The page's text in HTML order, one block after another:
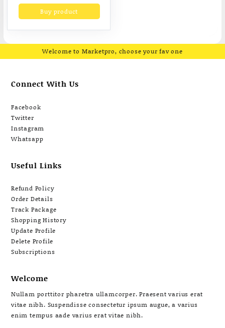
฿6,990.00.
฿4,290.00.Buy product
Welcome to Marketpro, choose your fav one
Connect With Us
Facebook
Twitter
Instagram
Whatsapp
Useful Links
Refund Policy
Order Details
Track Package
Shopping History
Update Profile
Delete Profile
Subscriptions
Welcome
Nullam porttitor pharetra ullamcorper. Praesent varius erat
vitae nibh. Suspendisse consectetur ipsum augue, a varius
enim tempus aade varius erat vitae nibh.